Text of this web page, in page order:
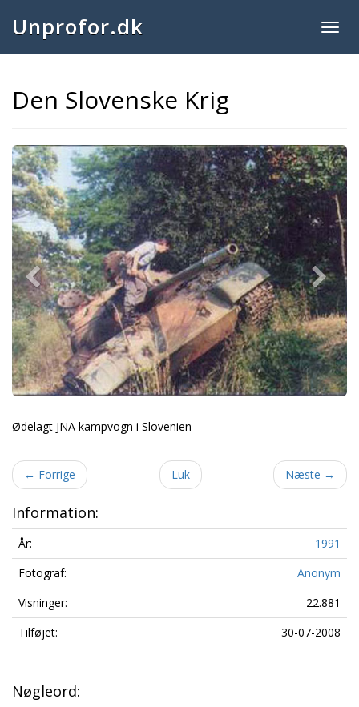
Unprofor.dk
Den Slovenske Krig
Previous Next
Ødelagt JNA kampvogn i Slovenien
← Forrige Luk Næste →
Information:
År:
1991
Fotograf:
Anonym
Visninger:
22.881
Tilføjet:
30-07-2008
Nøgleord: